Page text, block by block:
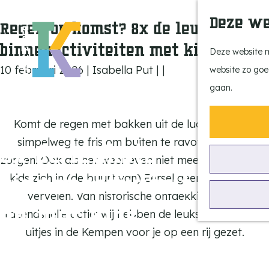
Deze
Deze website
website zo
gaan.
n
a
a
r
e
8x de leukste
binnenactiviteit
en met kids
Regen op komst? 8x de leukste
binnenactiviteiten met kinderen
10 februari 2026 | Isabella Put | |
Komt de regen met bakken uit de lucht of is het
simpelweg te fris om buiten te ravotten? Geen
zorgen! Ook als het weer even niet meezit, hoeven de
kids zich in (de buurt van) Eersel geen moment te
vervelen. Van historische ontdekkingen tot
razendsnelle actie: wij hebben de leukste overdekte
uitjes in de Kempen voor je op een rij gezet.